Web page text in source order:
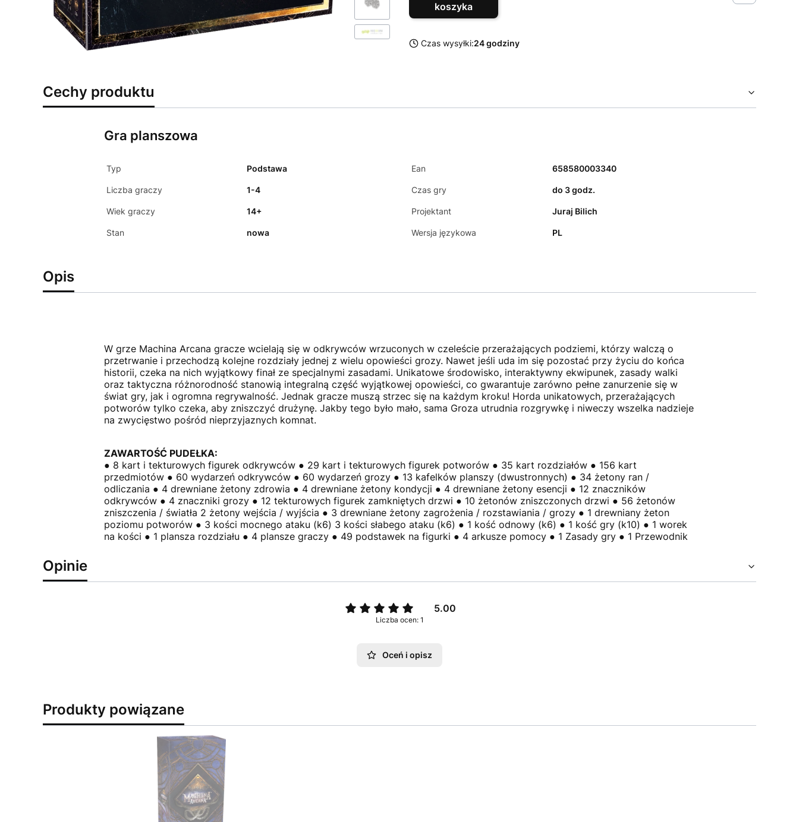
koszyka
Czas wysyłki:24 godziny
Cechy produktu
Gra planszowa
Typ Podstawa Ean 658580003340
Liczba graczy 1-4 Czas gry do 3 godz.
Wiek graczy 14+ Projektant Juraj Bilich
Stan nowa Wersja językowa PL
Opis
W grze Machina Arcana gracze wcielają się w odkrywców wrzuconych w czeleście przerażających podziemi, którzy walczą o
przetrwanie i przechodzą kolejne rozdziały jednej z wielu opowieści grozy. Nawet jeśli uda im się pozostać przy życiu do końca
historii, czeka na nich wyjątkowy finał ze specjalnymi zasadami. Unikatowe środowisko, interaktywny ekwipunek, zasady walki
oraz taktyczna różnorodność stanowią integralną część wyjątkowej opowieści, co gwarantuje zarówno pełne zanurzenie się w
świat gry, jak i ogromna regrywalność. Jednak gracze muszą strzec się na każdym kroku! Horda unikatowych, przerażających
potworów tylko czeka, aby zniszczyć drużynę. Jakby tego było mało, sama Groza utrudnia rozgrywkę i niweczy wszelka nadzieje
na zwycięstwo pośród nieprzyjaznych komnat.
ZAWARTOŚĆ PUDEŁKA:
● 8 kart i tekturowych figurek odkrywców ● 29 kart i tekturowych figurek potworów ● 35 kart rozdziałów ● 156 kart
przedmiotów ● 60 wydarzeń odkrywców ● 60 wydarzeń grozy ● 13 kafelków planszy (dwustronnych) ● 34 żetony ran /
odliczania ● 4 drewniane żetony zdrowia ● 4 drewniane żetony kondycji ● 4 drewniane żetony esencji ● 12 znaczników
odkrywców ● 4 znaczniki grozy ● 12 tekturowych figurek zamkniętych drzwi ● 10 żetonów zniszczonych drzwi ● 56 żetonów
zniszczenia / światła 2 żetony wejścia / wyjścia ● 3 drewniane żetony zagrożenia / rozstawiania / grozy ● 1 drewniany żeton
poziomu potworów ● 3 kości mocnego ataku (k6) 3 kości słabego ataku (k6) ● 1 kość odnowy (k6) ● 1 kość gry (k10) ● 1 worek
na kości ● 1 plansza rozdziału ● 4 plansze graczy ● 49 podstawek na figurki ● 4 arkusze pomocy ● 1 Zasady gry ● 1 Przewodnik
Opinie
5.00
Liczba ocen: 1
Oceń i opisz
Produkty powiązane